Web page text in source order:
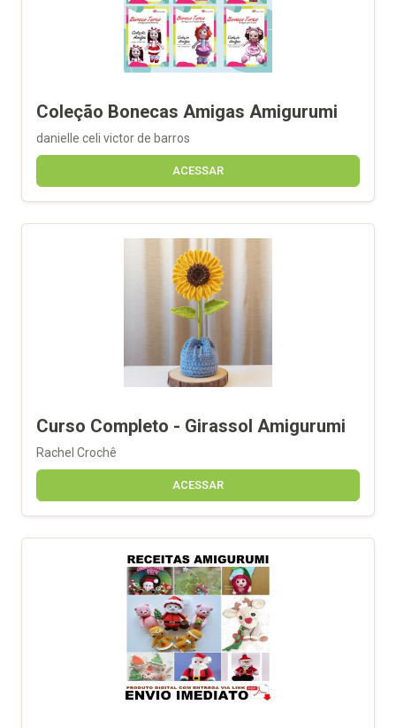
Coleção Bonecas Amigas Amigurumi
danielle celi victor de barros
ACESSAR
Curso Completo - Girassol Amigurumi
Rachel Crochê
ACESSAR